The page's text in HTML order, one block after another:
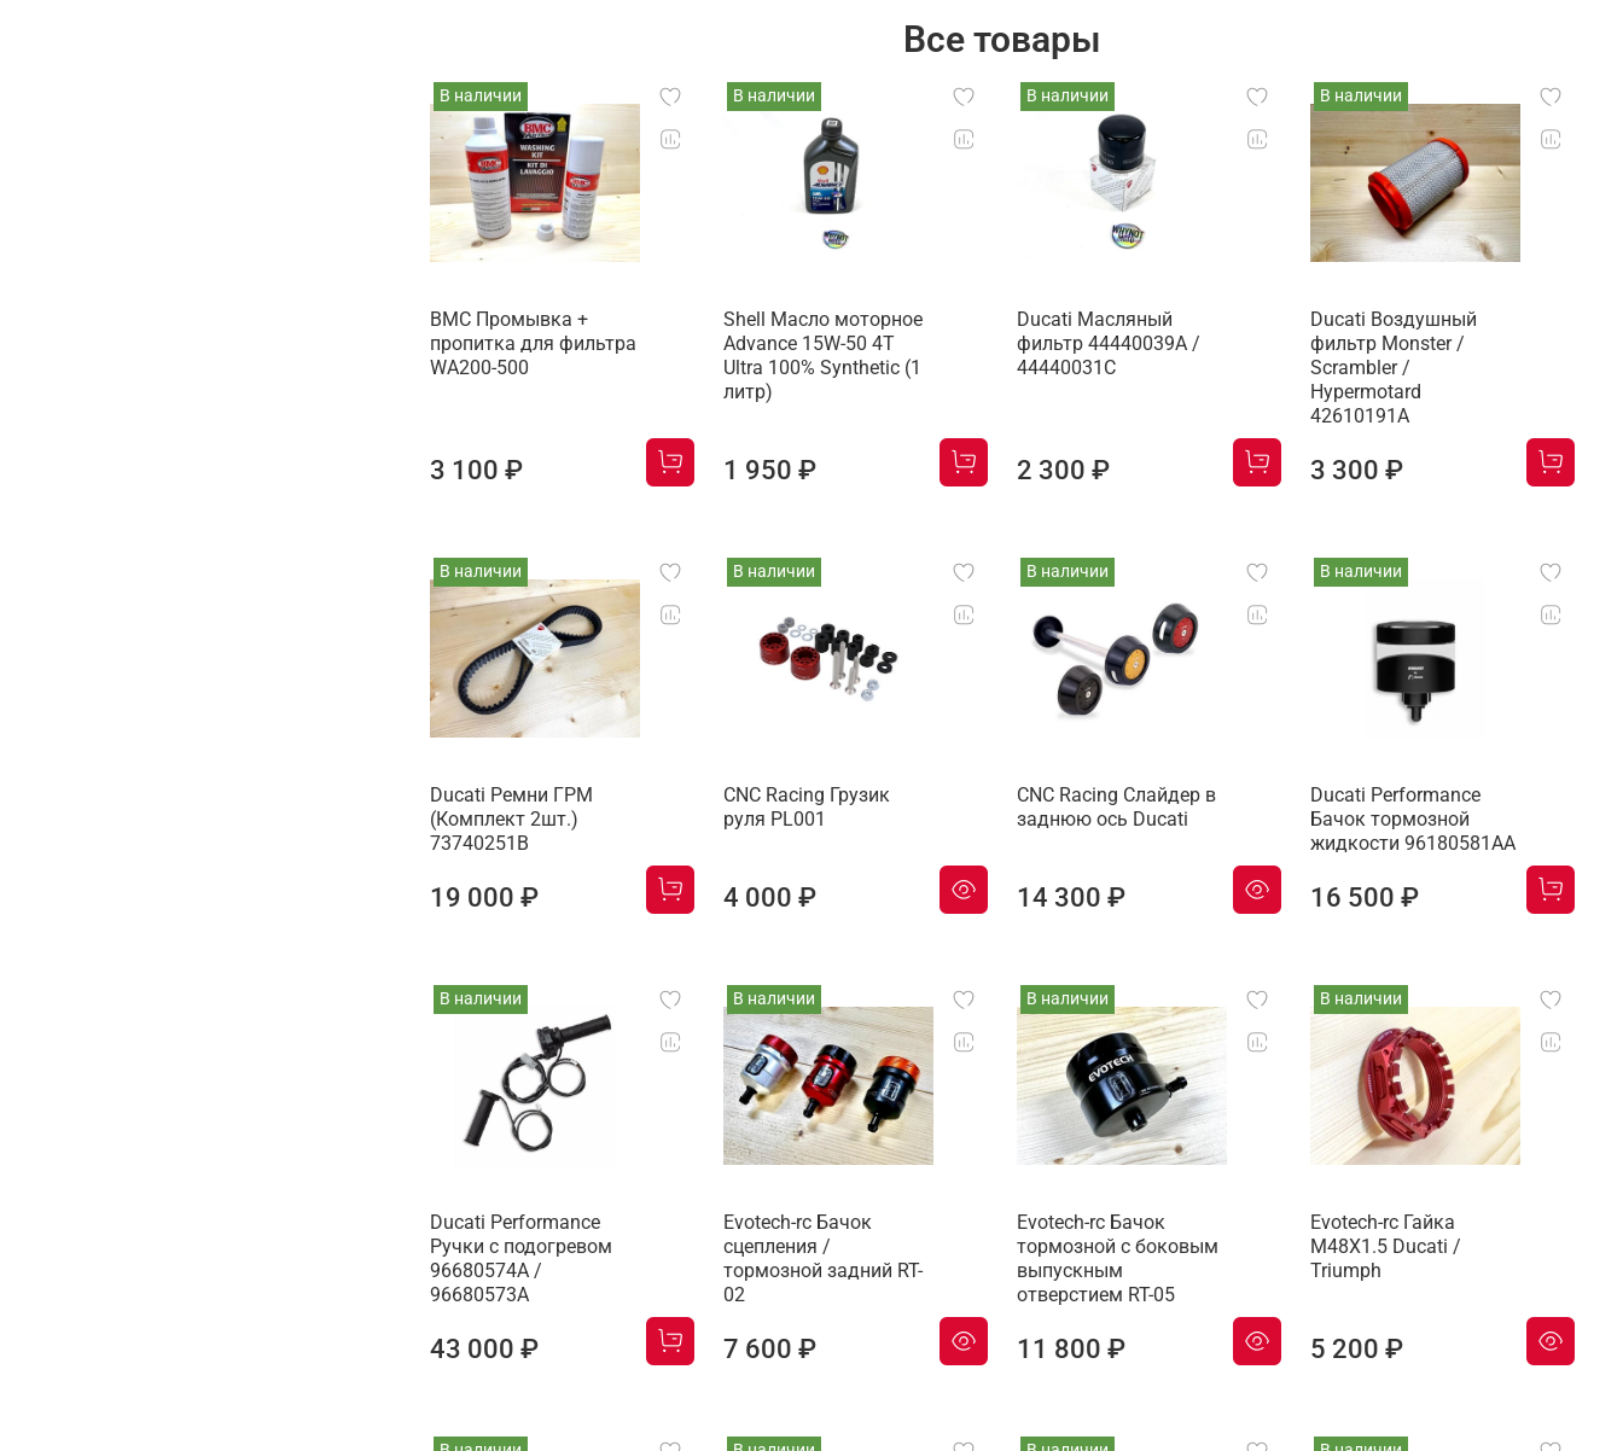
Все товары
В наличии
BMC Промывка +
пропитка для фильтра
WA200-500
3 100 ₽
В наличии
Shell Масло моторное
Advance 15W-50 4T
Ultra 100% Synthetic (1
литр)
1 950 ₽
В наличии
Ducati Масляный
фильтр 44440039A /
44440031C
2 300 ₽
В наличии
Ducati Воздушный
фильтр Monster /
Scrambler /
Hypermotard
42610191A
3 300 ₽
В наличии
Ducati Ремни ГРМ
(Комплект 2шт.)
73740251B
19 000 ₽
В наличии
CNC Racing Грузик
руля PL001
4 000 ₽
В наличии
CNC Racing Слайдер в
заднюю ось Ducati
14 300 ₽
В наличии
Ducati Performance
Бачок тормозной
жидкости 96180581AA
16 500 ₽
В наличии
Ducati Performance
Ручки с подогревом
96680574A /
96680573A
43 000 ₽
В наличии
Evotech-rc Бачок
сцепления /
тормозной задний RT-
02
7 600 ₽
В наличии
Evotech-rc Бачок
тормозной с боковым
выпускным
отверстием RT-05
11 800 ₽
В наличии
Evotech-rc Гайка
M48X1.5 Ducati /
Triumph
5 200 ₽